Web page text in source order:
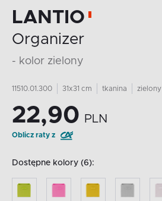
LANTIO
Organizer
- kolor zielony
11510.01.300 31x31 cm tkanina zielony
22,90 PLN
Oblicz raty z
Dostępne kolory (6):